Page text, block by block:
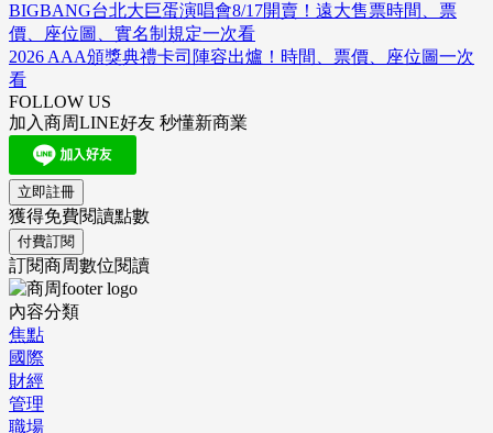
BIGBANG台北大巨蛋演唱會8/17開賣！遠大售票時間、票
價、座位圖、實名制規定一次看
2026 AAA頒獎典禮卡司陣容出爐！時間、票價、座位圖一次
看
FOLLOW US
加入商周LINE好友 秒懂新商業
立即註冊
獲得免費閱讀點數
付費訂閱
訂閱商周數位閱讀
內容分類
焦點
國際
財經
管理
職場